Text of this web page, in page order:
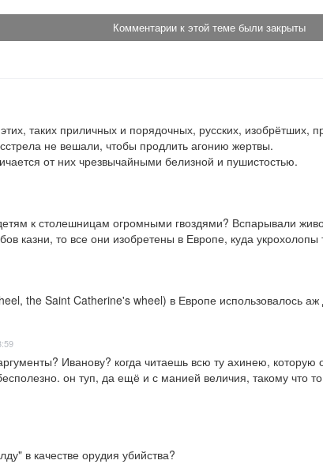
Комментарии к этой теме были закрыты
таких приличных и порядочных, русских,
не вешали, чтобы продлить агонию жертвы.
от них чрезвычайными белизной и пушистостью.
к столешницам огромными гвоздями? Вспарывали
казни, то все они изобретены в Европе, куда укрохолопы
the Saint Catherine's wheel) в Европе использовалось
Иванову? когда читаешь всю ту ахинею,
он туп, да ещё и с манией величия, такому что
в качестве орудия убийства?